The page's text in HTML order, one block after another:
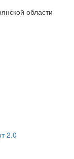
области
2.0